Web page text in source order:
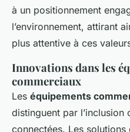
à un positionnement
l’environnement, attirant
plus attentive à ces
Innovations dans les
commerciaux
Les équipements
distinguent par
connectées. Les solutions